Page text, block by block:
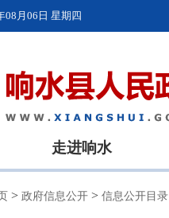
08月06日 星期四
走进响水
> 政府信息公开 > 信息公开目录